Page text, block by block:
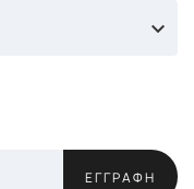

ΕΓΓΡΑΦΉ